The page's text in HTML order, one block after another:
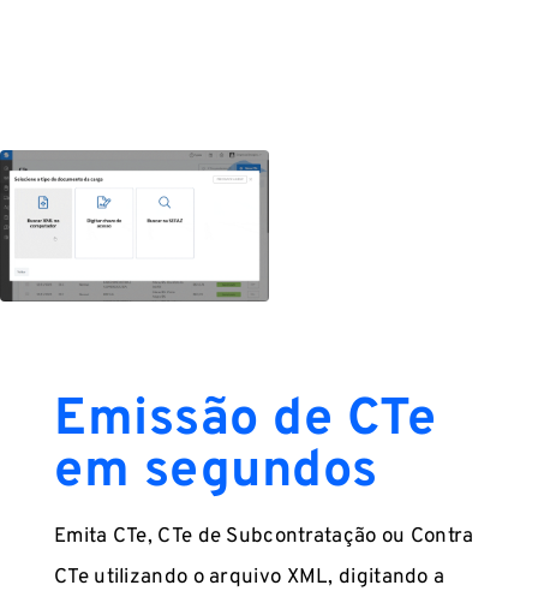
Emissão de CTe
em segundos
Emita CTe, CTe de Subcontratação ou Contra
CTe utilizando o arquivo XML, digitando a